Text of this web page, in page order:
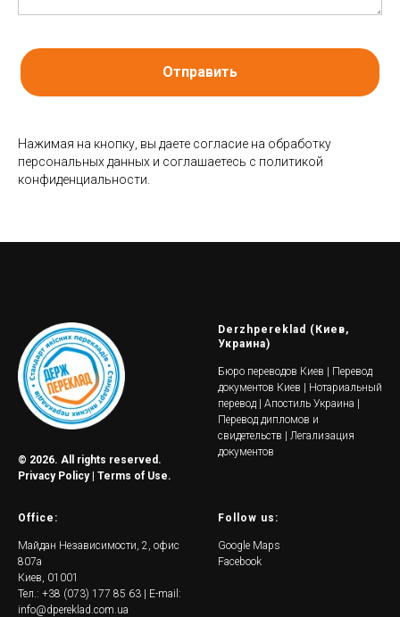
Отправить
Нажимая на кнопку, вы даете согласие на обработку
персональных данных и соглашаетесь c политикой
конфиденциальности.
© 2026. All rights reserved.
Privacy Policy | Terms of Use.
Derzhpereklad (Киев,
Украина)
Бюро переводов Киев | Перевод
документов Киев | Нотариальный
перевод | Апостиль Украина |
Перевод дипломов и
свидетельств | Легализация
документов
Office:
Майдан Независимости, 2, офис
807а
Киев, 01001
Тел.: +38 (073) 177 85 63 | E-mail:
info@dpereklad.com.ua
Follow us:
Google Maps
Facebook